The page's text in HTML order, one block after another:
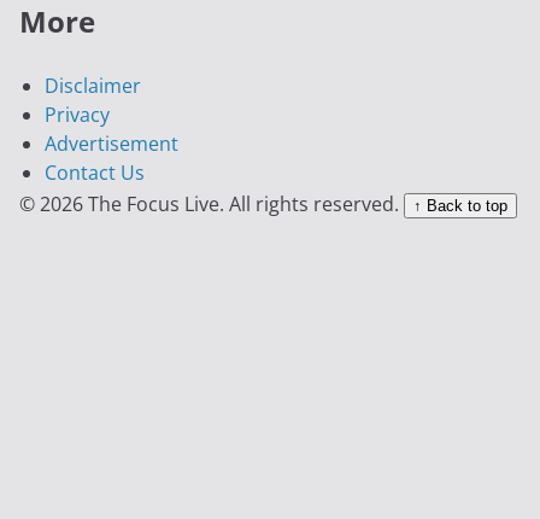
More
Disclaimer
Privacy
Advertisement
Contact Us
© 2026 The Focus Live. All rights reserved.
↑ Back to top